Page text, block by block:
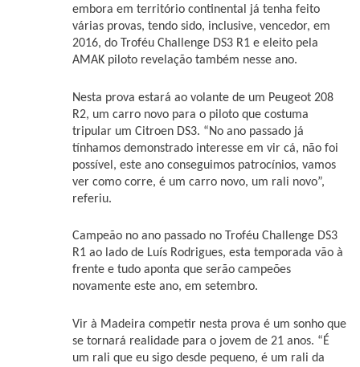
embora em território continental já tenha feito
várias provas, tendo sido, inclusive, vencedor, em
2016, do Troféu Challenge DS3 R1 e eleito pela
AMAK piloto revelação também nesse ano.
Nesta prova estará ao volante de um Peugeot 208
R2, um carro novo para o piloto que costuma
tripular um Citroen DS3. “No ano passado já
tínhamos demonstrado interesse em vir cá, não foi
possível, este ano conseguimos patrocínios, vamos
ver como corre, é um carro novo, um rali novo”,
referiu.
Campeão no ano passado no Troféu Challenge DS3
R1 ao lado de Luís Rodrigues, esta temporada vão à
frente e tudo aponta que serão campeões
novamente este ano, em setembro.
Vir à Madeira competir nesta prova é um sonho que
se tornará realidade para o jovem de 21 anos. “É
um rali que eu sigo desde pequeno, é um rali da